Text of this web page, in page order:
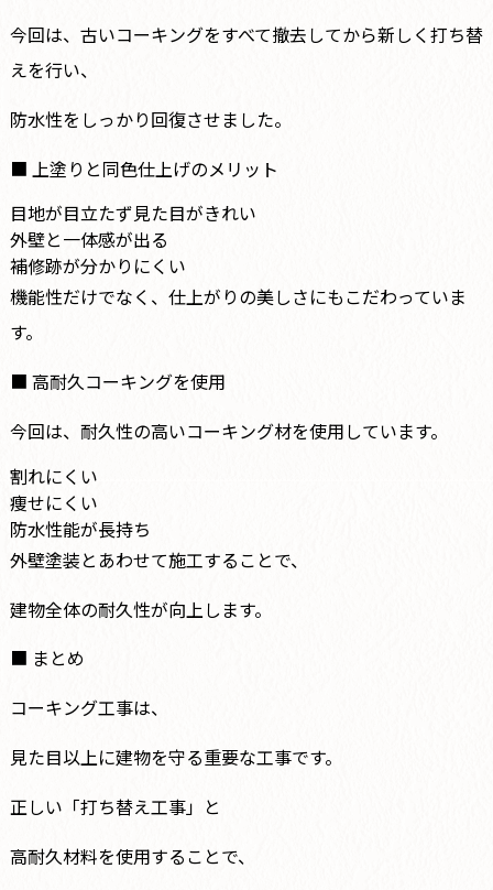
今回は、古いコーキングをすべて撤去してから新しく打ち替
えを行い、
防水性をしっかり回復させました。
■ 上塗りと同色仕上げのメリット
目地が目立たず見た目がきれい
外壁と一体感が出る
補修跡が分かりにくい
機能性だけでなく、仕上がりの美しさにもこだわっていま
す。
■ 高耐久コーキングを使用
今回は、耐久性の高いコーキング材を使用しています。
割れにくい
痩せにくい
防水性能が長持ち
外壁塗装とあわせて施工することで、
建物全体の耐久性が向上します。
■ まとめ
コーキング工事は、
見た目以上に建物を守る重要な工事です。
正しい「打ち替え工事」と
高耐久材料を使用することで、